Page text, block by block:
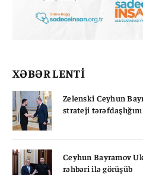
XƏBƏR LENTİ
Zelenski Ceyhun
strateji
Ceyhun Bayramov
rəhbəri ilə görüşüb